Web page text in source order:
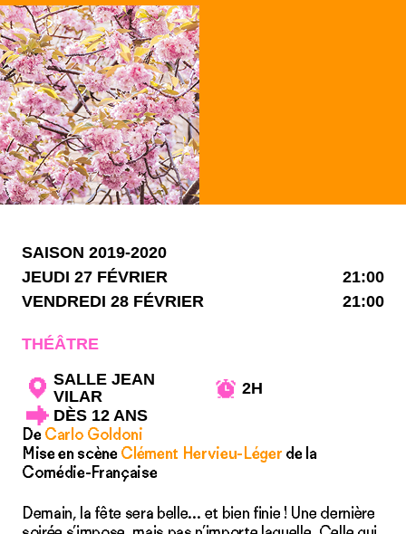
SAISON 2019-2020
JEUDI 27 FÉVRIER
21:00
VENDREDI 28 FÉVRIER
21:00
THÉÂTRE
SALLE JEAN
VILAR
2H
DÈS 12 ANS
De Carlo Goldoni
Mise en scène Clément Hervieu-Léger de la
Comédie-Française
Demain, la fête sera belle… et bien finie ! Une dernière